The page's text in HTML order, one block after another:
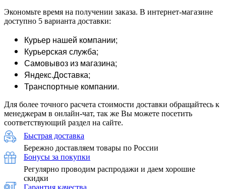
Экономьте время на получении заказа. В интернет-магазине
доступно 5 варианта доставки:
Курьер нашей компании;
Курьерская служба;
Самовывоз из магазина;
Яндекс.Доставка;
Транспортные компании.
Для более точного расчета стоимости доставки обращайтесь к
менеджерам в онлайн-чат, так же Вы можете посетить
соответствующий раздел на сайте.
Быстрая доставка
Бережно доставляем товары по России
Бонусы за покупки
Регулярно проводим распродажи и даем хорошие
скидки
Гарантия качества